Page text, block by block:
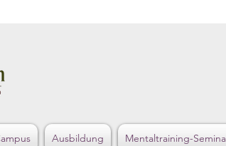
Ausbildung Mentaltraining-